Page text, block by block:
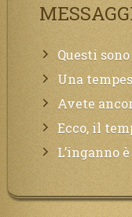
Questi sono gli ultimi
Una tempesta magnetica è in corso,
Avete ancora pochi istanti per
Ecco, il tempo è giunto
L’inganno è alle porte, il